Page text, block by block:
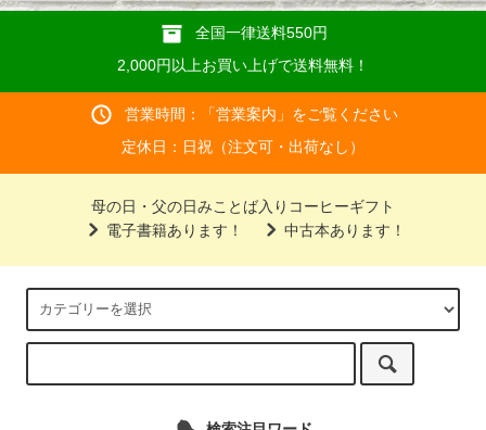
全国一律送料550円
2,000円以上お買い上げで送料無料！
営業時間：「営業案内 」をご覧ください
定休日：日祝（注文可・出荷なし）
母の日・父の日みことば入りコーヒーギフト
電子書籍あります！
中古本あります！